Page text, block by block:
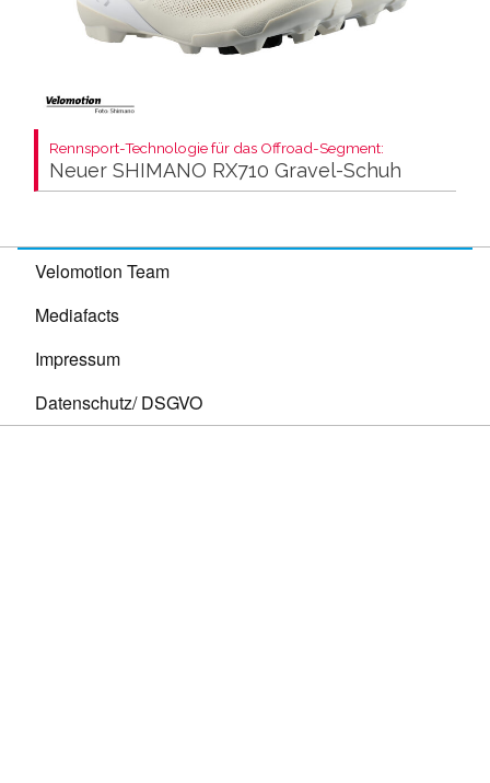
Rennsport-Technologie für das Offroad-Segment:
Neuer SHIMANO RX710 Gravel-Schuh
Velomotion Team
Mediafacts
Impressum
Datenschutz/ DSGVO